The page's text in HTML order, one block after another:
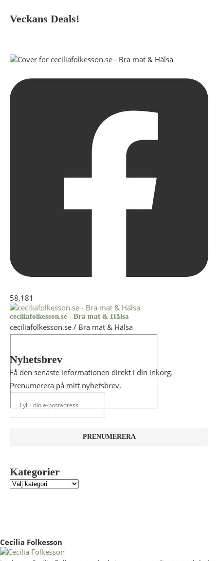
Veckans Deals!
58,181
ceciliafolkesson.se - Bra mat & Hälsa
ceciliafolkesson.se / Bra mat & Hälsa
Nyhetsbrev
Få den senaste informationen direkt i din inkorg.
Prenumerera på mitt nyhetsbrev.
Kategorier
Cecilia Folkesson